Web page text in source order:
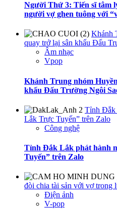
Người Thứ 3: Tiến sĩ tâm
người vợ ghen tuông với
Khánh
quay trở lại sân khấu Đấu
Âm nhạc
Vpop
Khánh Trung nhóm
khấu Đấu Trường Ngôi
Tỉnh Đắk
Lắk Trực Tuyến” trên Zalo
Công nghệ
Tỉnh Đắk Lắk phát hành
Tuyến” trên Zalo
đòi chia tài sản với vợ trong
Điện ảnh
V-pop